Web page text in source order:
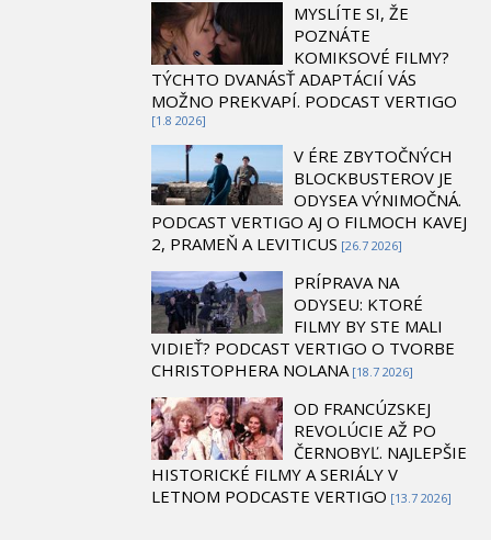
MYSLÍTE SI, ŽE
POZNÁTE
KOMIKSOVÉ FILMY?
TÝCHTO DVANÁSŤ ADAPTÁCIÍ VÁS
MOŽNO PREKVAPÍ. PODCAST VERTIGO
[1.8 2026]
V ÉRE ZBYTOČNÝCH
BLOCKBUSTEROV JE
ODYSEA VÝNIMOČNÁ.
PODCAST VERTIGO AJ O FILMOCH KAVEJ
2, PRAMEŇ A LEVITICUS [26.7 2026]
PRÍPRAVA NA
ODYSEU: KTORÉ
FILMY BY STE MALI
VIDIEŤ? PODCAST VERTIGO O TVORBE
CHRISTOPHERA NOLANA [18.7 2026]
OD FRANCÚZSKEJ
REVOLÚCIE AŽ PO
ČERNOBYĽ. NAJLEPŠIE
HISTORICKÉ FILMY A SERIÁLY V
LETNOM PODCASTE VERTIGO [13.7 2026]